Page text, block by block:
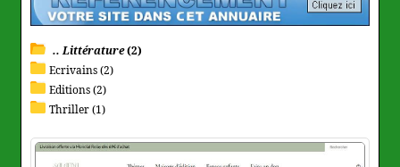
.. Littérature(2)
Ecrivains (2)
Editions (2)
Thriller (1)